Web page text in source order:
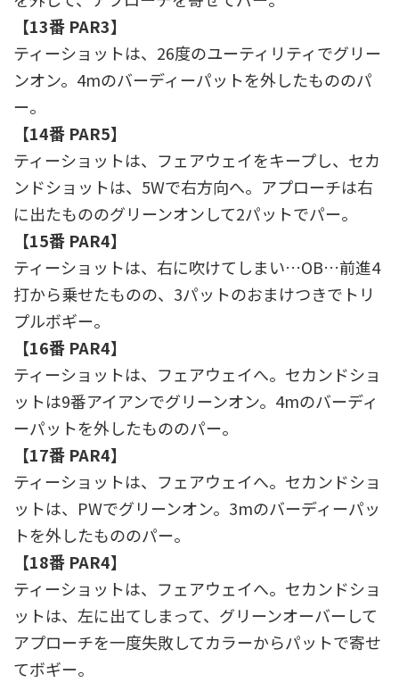
【13番 PAR3】
ティーショットは、26度のユーティリティでグリー
ンオン。4mのバーディーパットを外したもののパ
ー。
【14番 PAR5】
ティーショットは、フェアウェイをキープし、セカ
ンドショットは、5Wで右方向へ。アプローチは右
に出たもののグリーンオンして2パットでパー。
【15番 PAR4】
ティーショットは、右に吹けてしまい…OB…前進4
打から乗せたものの、3パットのおまけつきでトリ
プルボギー。
【16番 PAR4】
ティーショットは、フェアウェイへ。セカンドショ
ットは9番アイアンでグリーンオン。4mのバーディ
ーパットを外したもののパー。
【17番 PAR4】
ティーショットは、フェアウェイへ。セカンドショ
ットは、PWでグリーンオン。3mのバーディーパッ
トを外したもののパー。
【18番 PAR4】
ティーショットは、フェアウェイへ。セカンドショ
ットは、左に出てしまって、グリーンオーバーして
アプローチを一度失敗してカラーからパットで寄せ
てボギー。